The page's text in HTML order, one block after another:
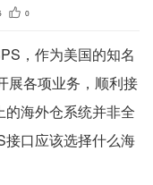
0
，作为美国的知名
展各项业务，顺利接
海外仓系统并非全
口应该选择什么海